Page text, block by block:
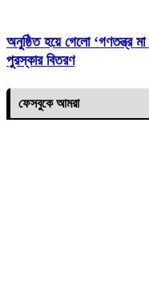
অনুষ্ঠিত হয়ে গেলো ‘গণতন্ত্র
পুরস্কার বিতরণ
ফেসবুকে আমরা